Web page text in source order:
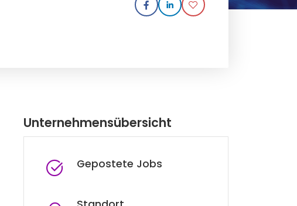
Unternehmensübersicht
Gepostete Jobs